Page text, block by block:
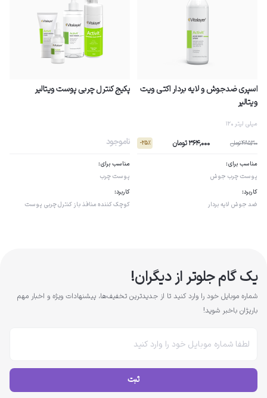
اسپری ضدجوش و لایه بردار اکتی ویت
ویتالیر
120 میلی لیتر
485,300 تومان 364,000 تومان - 25٪
مناسب برای:
پوست چرب جوش
کاربرد:
ضد جوش لایه بردار
پکیج کنترل چربی پوست ویتالیر
ناموجود
مناسب برای:
پوست چرب
کاربرد:
کوچک کننده منافذ باز کنترل چربی پوست
یک گام جلوتر از دیگران!
شماره موبایل خود را وارد کنید تا از جدیدترین تخفیف‌ها، پیشنهادات ویژه و اخبار مهم
باریژان باخبر شوید!
ثبت